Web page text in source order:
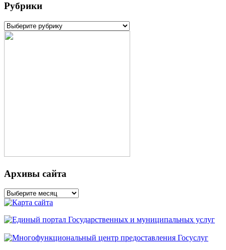
Рубрики
Рубрики
Архивы сайта
Архивы
сайта